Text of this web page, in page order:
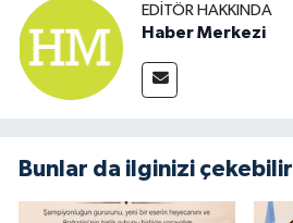
EDITÖR HAKKINDA
Haber Merkezi
Bunlar da ilginizi çekebilir